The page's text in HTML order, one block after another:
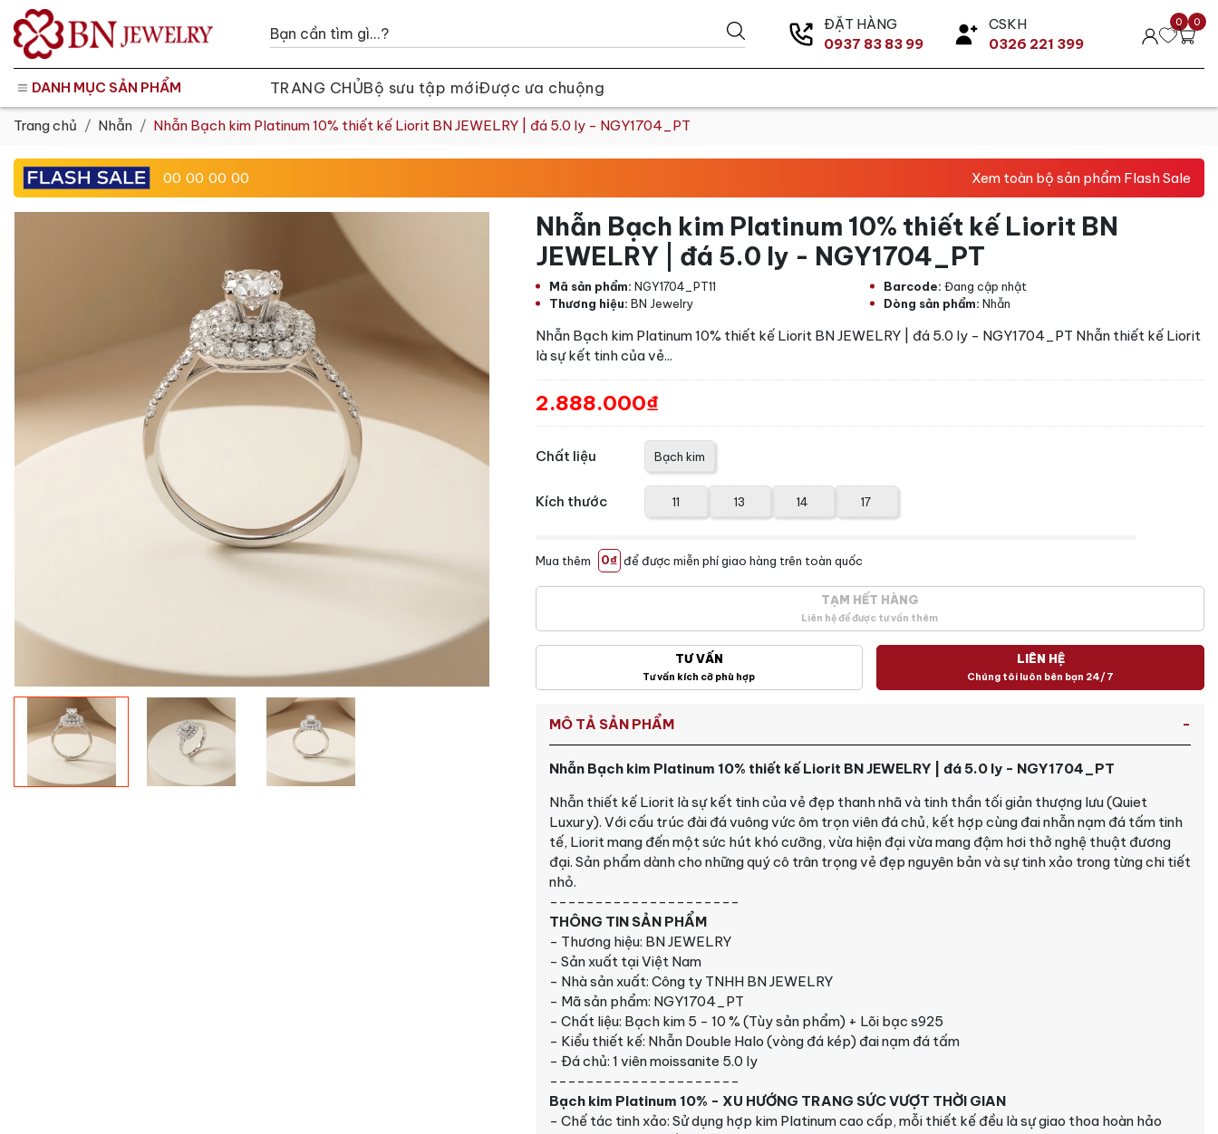
ĐẶT HÀNG
0937 83 83 99
CSKH
0326 221 399
0 0
DANH MỤC SẢN PHẨM TRANG CHỦBộ sưu tập mớiĐược ưa chuộng
Trang chủ Nhẫn Nhẫn Bạch kim Platinum 10% thiết kế Liorit BN JEWELRY | đá 5.0 ly - NGY1704_PT
00 00 00 00 Xem toàn bộ sản phẩm Flash Sale
Nhẫn Bạch kim Platinum 10% thiết kế Liorit BN
JEWELRY | đá 5.0 ly - NGY1704_PT
Mã sản phẩm: NGY1704_PT11 Barcode: Đang cập nhật
Thương hiệu: BN Jewelry Dòng sản phẩm: Nhẫn
Nhẫn Bạch kim Platinum 10% thiết kế Liorit BN JEWELRY | đá 5.0 ly - NGY1704_PT Nhẫn thiết kế Liorit
là sự kết tinh của vẻ...
2.888.000₫
Chất liệu Bạch kim
Kích thước 11 13 14 17
Mua thêm 0₫ để được miễn phí giao hàng trên toàn quốc
TẠM HẾT HÀNG
Liên hệ để được tư vấn thêm
TƯ VẤN
Tư vấn kích cỡ phù hợp
LIÊN HỆ
Chúng tôi luôn bên bạn 24/7
MÔ TẢ SẢN PHẨM
Nhẫn Bạch kim Platinum 10% thiết kế Liorit BN JEWELRY | đá 5.0 ly - NGY1704_PT
Nhẫn thiết kế Liorit là sự kết tinh của vẻ đẹp thanh nhã và tinh thần tối giản thượng lưu (Quiet
Luxury). Với cấu trúc đài đá vuông vức ôm trọn viên đá chủ, kết hợp cùng đai nhẫn nạm đá tấm tinh
tế, Liorit mang đến một sức hút khó cưỡng, vừa hiện đại vừa mang đậm hơi thở nghệ thuật đương
đại. Sản phẩm dành cho những quý cô trân trọng vẻ đẹp nguyên bản và sự tinh xảo trong từng chi tiết
nhỏ.
---------------------
THÔNG TIN SẢN PHẨM
- Thương hiệu: BN JEWELRY
- Sản xuất tại Việt Nam
- Nhà sản xuất: Công ty TNHH BN JEWELRY
- Mã sản phẩm: NGY1704_PT
- Chất liệu: Bạch kim 5 - 10 % (Tùy sản phẩm) + Lõi bạc s925
- Kiểu thiết kế: Nhẫn Double Halo (vòng đá kép) đai nạm đá tấm
- Đá chủ: 1 viên moissanite 5.0 ly
---------------------
Bạch kim Platinum 10% - XU HƯỚNG TRANG SỨC VƯỢT THỜI GIAN
- Chế tác tinh xảo: Sử dụng hợp kim Platinum cao cấp, mỗi thiết kế đều là sự giao thoa hoàn hảo